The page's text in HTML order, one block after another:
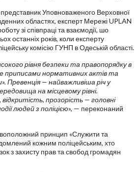
Уповноваженого Верховної
областях, експерт Мережі UPLAN
зі співпраці та взаємодії, шо
останніх років, коли експерту
комісію ГУНП в Одеській області.
рівня безпеки та правопорядку в
приписами нормативних актів та
Превенція — найважливіша річ у
на місцевому рівні.
відкритість, прозорість — головні
людей з поліцією», — переконаний
принцип «Служити та
кожним поліцейським, хто
з захисту прав та свобод громадян